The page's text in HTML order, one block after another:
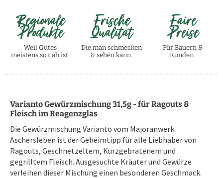
Regionale
Produkte
Weil Gutes
meistens so nah ist.
Frische
Qualität
Die man schmecken
& sehen kann.
Faire
Preise
Für Bauern &
Kunden.
Varianto Gewürzmischung 31,5g - für Ragouts &
Fleisch im Reagenzglas
Die Gewürzmischung Varianto vom Majoranwerk
Aschersleben ist der Geheimtipp für alle Liebhaber von
Ragouts, Geschnetzeltem, Kurzgebratenem und
gegrilltem Fleisch. Ausgesuchte Kräuter und Gewürze
verleihen dieser Mischung einen besonderen Geschmack.